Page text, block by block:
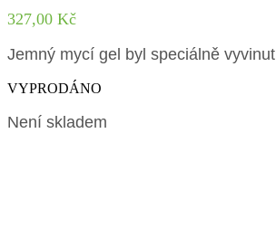
327,00 Kč
Jemný mycí gel byl speciálně
VYPRODÁNO
Není skladem